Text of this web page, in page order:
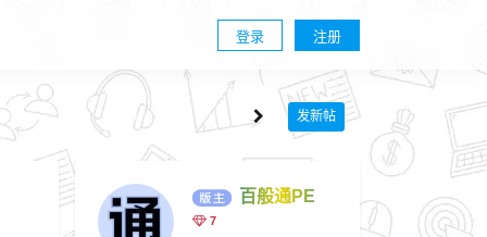
登录 注册
发新帖
百般通PE
7